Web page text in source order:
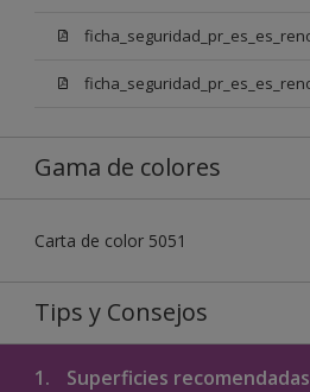
Gama de colores
Carta de color 5051
Tips y Consejos
1. Superficies recomendadas